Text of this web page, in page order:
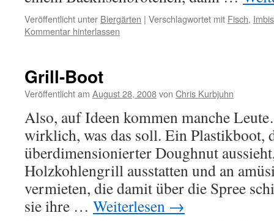
Veröffentlicht unter Biergärten | Verschlagwortet mit Fisch,
Kommentar hinterlassen
Grill-Boot
Veröffentlicht am August 28, 2008von Chris Kurbjuhn
Also, auf Ideen kommen manche
wirklich, was das soll. Ein Plastikboot,
überdimensionierter Doughnut
Holzkohlengrill ausstatten und an
vermieten, die damit über die Spree
sie ihre … Weiterlesen →